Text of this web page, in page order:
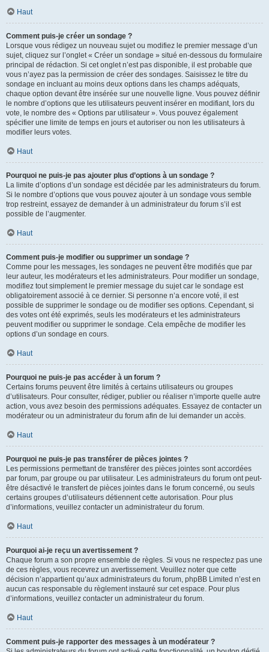
Haut
Comment puis-je créer un sondage ?
Lorsque vous rédigez un nouveau sujet ou modifiez le premier message d’un
sujet, cliquez sur l’onglet « Créer un sondage » situé en-dessous du formulaire
principal de rédaction. Si cet onglet n’est pas disponible, il est probable que
vous n’ayez pas la permission de créer des sondages. Saisissez le titre du
sondage en incluant au moins deux options dans les champs adéquats,
chaque option devant être insérée sur une nouvelle ligne. Vous pouvez définir
le nombre d’options que les utilisateurs peuvent insérer en modifiant, lors du
vote, le nombre des « Options par utilisateur ». Vous pouvez également
spécifier une limite de temps en jours et autoriser ou non les utilisateurs à
modifier leurs votes.
Haut
Pourquoi ne puis-je pas ajouter plus d’options à un sondage ?
La limite d’options d’un sondage est décidée par les administrateurs du forum.
Si le nombre d’options que vous pouvez ajouter à un sondage vous semble
trop restreint, essayez de demander à un administrateur du forum s’il est
possible de l’augmenter.
Haut
Comment puis-je modifier ou supprimer un sondage ?
Comme pour les messages, les sondages ne peuvent être modifiés que par
leur auteur, les modérateurs et les administrateurs. Pour modifier un sondage,
modifiez tout simplement le premier message du sujet car le sondage est
obligatoirement associé à ce dernier. Si personne n’a encore voté, il est
possible de supprimer le sondage ou de modifier ses options. Cependant, si
des votes ont été exprimés, seuls les modérateurs et les administrateurs
peuvent modifier ou supprimer le sondage. Cela empêche de modifier les
options d’un sondage en cours.
Haut
Pourquoi ne puis-je pas accéder à un forum ?
Certains forums peuvent être limités à certains utilisateurs ou groupes
d’utilisateurs. Pour consulter, rédiger, publier ou réaliser n’importe quelle autre
action, vous avez besoin des permissions adéquates. Essayez de contacter un
modérateur ou un administrateur du forum afin de lui demander un accès.
Haut
Pourquoi ne puis-je pas transférer de pièces jointes ?
Les permissions permettant de transférer des pièces jointes sont accordées
par forum, par groupe ou par utilisateur. Les administrateurs du forum ont peut-
être désactivé le transfert de pièces jointes dans le forum concerné, ou seuls
certains groupes d’utilisateurs détiennent cette autorisation. Pour plus
d’informations, veuillez contacter un administrateur du forum.
Haut
Pourquoi ai-je reçu un avertissement ?
Chaque forum a son propre ensemble de règles. Si vous ne respectez pas une
de ces règles, vous recevrez un avertissement. Veuillez noter que cette
décision n’appartient qu’aux administrateurs du forum, phpBB Limited n’est en
aucun cas responsable du règlement instauré sur cet espace. Pour plus
d’informations, veuillez contacter un administrateur du forum.
Haut
Comment puis-je rapporter des messages à un modérateur ?